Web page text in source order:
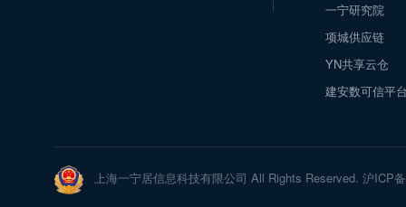
一宁研究院
项城供应链
YN共享云仓
建安数可信平
上海一宁居信息科技有限公司 All Rights Reserved. 沪ICP